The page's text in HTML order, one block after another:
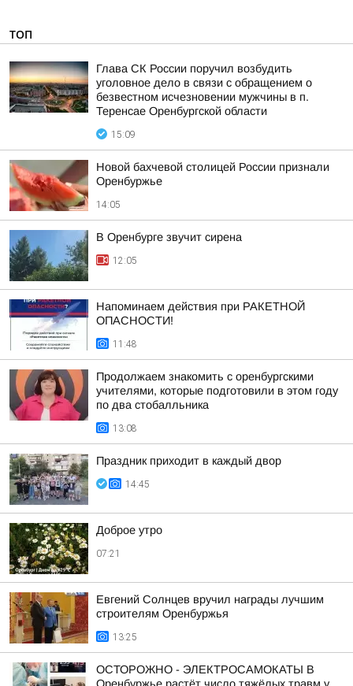
ТОП
Глава СК России поручил возбудить
уголовное дело в связи с обращением о
безвестном исчезновении мужчины в п.
Теренсае Оренбургской области
15:09
Новой бахчевой столицей России признали
Оренбуржье
14:05
В Оренбурге звучит сирена
12:05
Напоминаем действия при РАКЕТНОЙ
ОПАСНОСТИ!
11:48
Продолжаем знакомить с оренбургскими
учителями, которые подготовили в этом году
по два стобалльника
13:08
Праздник приходит в каждый двор
14:45
Доброе утро
07:21
Евгений Солнцев вручил награды лучшим
строителям Оренбуржья
13:25
ОСТОРОЖНО - ЭЛЕКТРОСАМОКАТЫ В